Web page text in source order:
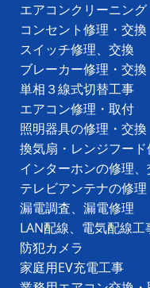
エアコンクリーニン
コンセント修理・交換
スイッチ修理、交換
ブレーカー修理・交換
単相３線式切替工事
エアコン修理・取付
照明器具の修理・交換
換気扇・レンジフー
インターホンの修理、
テレビアンテナの修
漏電調査、漏電修理
LAN配線、電気配線工
防犯カメラ
家庭用EV充電工事